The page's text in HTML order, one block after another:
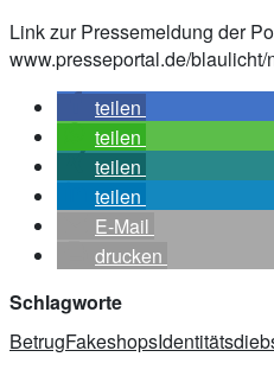
Link zur Pressemeldung der
www.presseportal.de/blaulicht/
teilen
teilen
teilen
teilen
E-Mail
drucken
Schlagworte
BetrugFakeshops